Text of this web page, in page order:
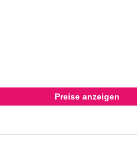
Preise anzeigen